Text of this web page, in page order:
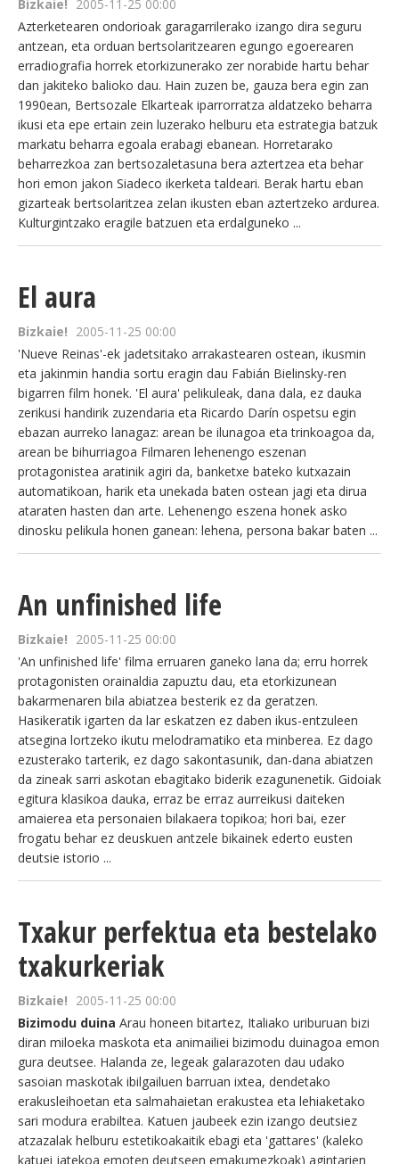
Bizkaie! 2005-11-25 00:00
Azterketearen ondorioak garagarrilerako izango dira seguru
antzean, eta orduan bertsolaritzearen egungo egoerearen
erradiografia horrek etorkizunerako zer norabide hartu behar
dan jakiteko balioko dau. Hain zuzen be, gauza bera egin zan
1990ean, Bertsozale Elkarteak iparrorratza aldatzeko beharra
ikusi eta epe ertain zein luzerako helburu eta estrategia batzuk
markatu beharra egoala erabagi ebanean. Horretarako
beharrezkoa zan bertsozaletasuna bera aztertzea eta behar
hori emon jakon Siadeco ikerketa taldeari. Berak hartu eban
gizarteak bertsolaritzea zelan ikusten eban aztertzeko ardurea.
Kulturgintzako eragile batzuen eta erdalguneko ...
El aura
Bizkaie! 2005-11-25 00:00
'Nueve Reinas'-ek jadetsitako arrakastearen ostean, ikusmin
eta jakinmin handia sortu eragin dau Fabián Bielinsky-ren
bigarren film honek. 'El aura' pelikuleak, dana dala, ez dauka
zerikusi handirik zuzendaria eta Ricardo Darín ospetsu egin
ebazan aurreko lanagaz: arean be ilunagoa eta trinkoagoa da,
arean be bihurriagoa Filmaren lehenengo eszenan
protagonistea aratinik agiri da, banketxe bateko kutxazain
automatikoan, harik eta unekada baten ostean jagi eta dirua
ataraten hasten dan arte. Lehenengo eszena honek asko
dinosku pelikula honen ganean: lehena, persona bakar baten ...
An unfinished life
Bizkaie! 2005-11-25 00:00
'An unfinished life' filma erruaren ganeko lana da; erru horrek
protagonisten orainaldia zapuztu dau, eta etorkizunean
bakarmenaren bila abiatzea besterik ez da geratzen.
Hasikeratik igarten da lar eskatzen ez daben ikus-entzuleen
atsegina lortzeko ikutu melodramatiko eta minberea. Ez dago
ezusterako tarterik, ez dago sakontasunik, dan-dana abiatzen
da zineak sarri askotan ebagitako biderik ezagunenetik. Gidoiak
egitura klasikoa dauka, erraz be erraz aurreikusi daiteken
amaierea eta personaien bilakaera topikoa; hori bai, ezer
frogatu behar ez deuskuen antzele bikainek ederto eusten
deutsie istorio ...
Txakur perfektua eta bestelako
txakurkeriak
Bizkaie! 2005-11-25 00:00
Bizimodu duina Arau honeen bitartez, Italiako uriburuan bizi
diran miloeka maskota eta animailiei bizimodu duinagoa emon
gura deutsee. Halanda ze, legeak galarazoten dau udako
sasoian maskotak ibilgailuen barruan ixtea, dendetako
erakusleihoetan eta salmahaietan erakustea eta lehiaketako
sari modura erabiltea. Katuen jaubeek ezin izango deutsiez
atzazalak helburu estetikoakaitik ebagi eta 'gattares' (kaleko
katuei jatekoa emoten deutseen emakumezkoak) agintarien